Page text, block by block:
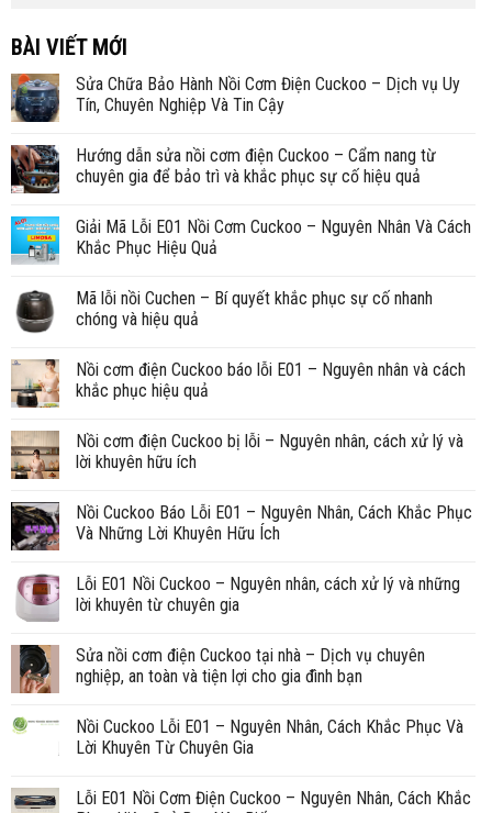
BÀI VIẾT MỚI
Sửa Chữa Bảo Hành Nồi Cơm Điện Cuckoo – Dịch vụ Uy
Tín, Chuyên Nghiệp Và Tin Cậy
Hướng dẫn sửa nồi cơm điện Cuckoo – Cẩm nang từ
chuyên gia để bảo trì và khắc phục sự cố hiệu quả
Giải Mã Lỗi E01 Nồi Cơm Cuckoo – Nguyên Nhân Và Cách
Khắc Phục Hiệu Quả
Mã lỗi nồi Cuchen – Bí quyết khắc phục sự cố nhanh
chóng và hiệu quả
Nồi cơm điện Cuckoo báo lỗi E01 – Nguyên nhân và cách
khắc phục hiệu quả
Nồi cơm điện Cuckoo bị lỗi – Nguyên nhân, cách xử lý và
lời khuyên hữu ích
Nồi Cuckoo Báo Lỗi E01 – Nguyên Nhân, Cách Khắc Phục
Và Những Lời Khuyên Hữu Ích
Lỗi E01 Nồi Cuckoo – Nguyên nhân, cách xử lý và những
lời khuyên từ chuyên gia
Sửa nồi cơm điện Cuckoo tại nhà – Dịch vụ chuyên
nghiệp, an toàn và tiện lợi cho gia đình bạn
Nồi Cuckoo Lỗi E01 – Nguyên Nhân, Cách Khắc Phục Và
Lời Khuyên Từ Chuyên Gia
Lỗi E01 Nồi Cơm Điện Cuckoo – Nguyên Nhân, Cách Khắc